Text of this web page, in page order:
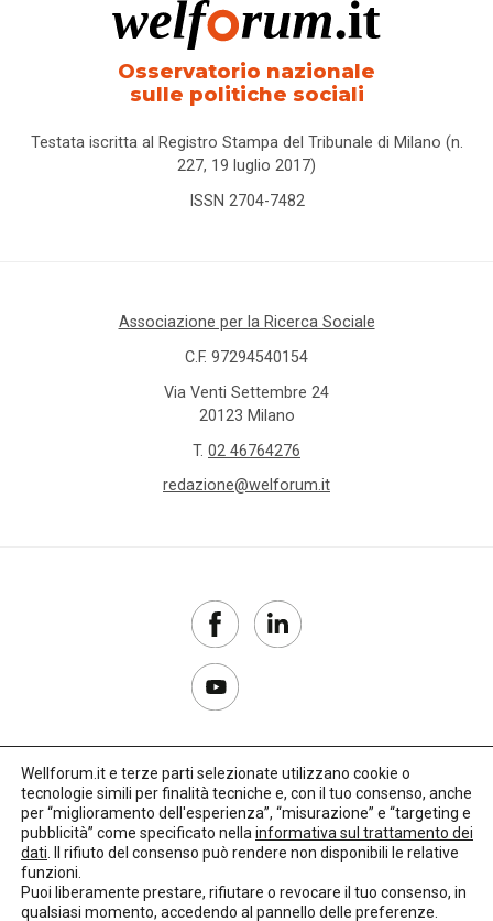
Osservatorio nazionale
sulle politiche sociali
Testata iscritta al Registro Stampa del Tribunale di Milano (n.
227, 19 luglio 2017)
ISSN 2704-7482
Associazione per la Ricerca Sociale
C.F. 97294540154
Via Venti Settembre 24
20123 Milano
T. 02 46764276
redazione@welforum.it
Copyright 2017–2026
Privacy Policy
Credits: LO Studio
Wellforum.it e terze parti selezionate utilizzano cookie o
tecnologie simili per finalità tecniche e, con il tuo consenso, anche
per “miglioramento dell'esperienza”, “misurazione” e “targeting e
pubblicità” come specificato nella informativa sul trattamento dei
dati . Il rifiuto del consenso può rendere non disponibili le relative
funzioni.
Puoi liberamente prestare, rifiutare o revocare il tuo consenso, in
qualsiasi momento, accedendo al pannello delle preferenze.